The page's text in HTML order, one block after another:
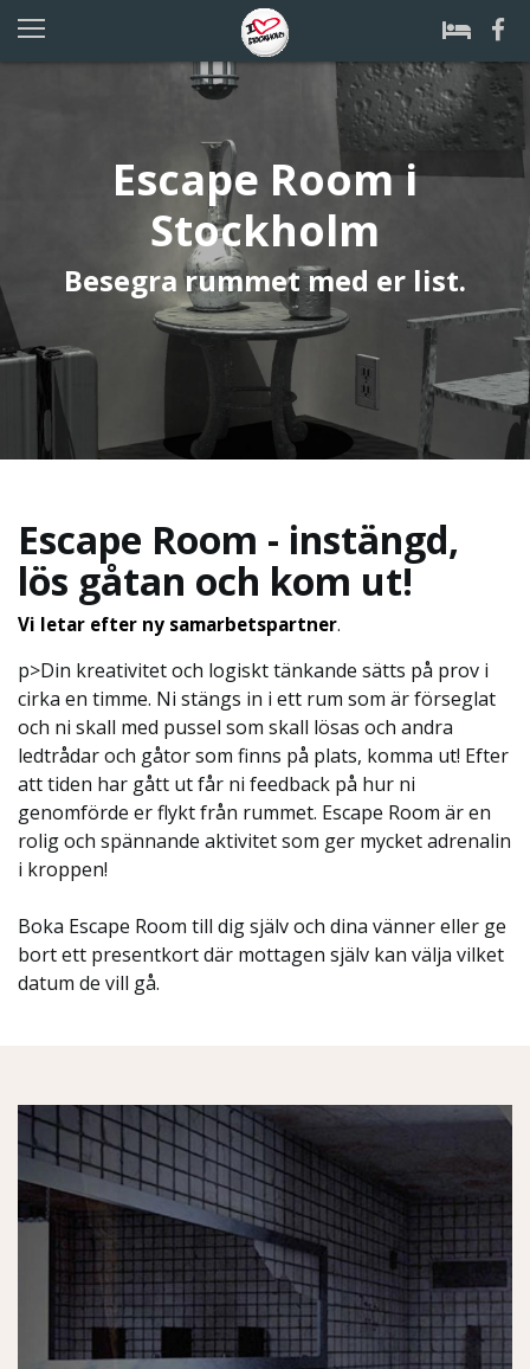
Escape Room i
Stockholm
Besegra rummet med er list.
Escape Room - instängd,
lös gåtan och kom ut!
Vi letar efter ny samarbetspartner.
p>Din kreativitet och logiskt tänkande sätts på prov i
cirka en timme. Ni stängs in i ett rum som är förseglat
och ni skall med pussel som skall lösas och andra
ledtrådar och gåtor som finns på plats, komma ut! Efter
att tiden har gått ut får ni feedback på hur ni
genomförde er flykt från rummet. Escape Room är en
rolig och spännande aktivitet som ger mycket adrenalin
i kroppen!
Boka Escape Room till dig själv och dina vänner eller ge
bort ett presentkort där mottagen själv kan välja vilket
datum de vill gå.